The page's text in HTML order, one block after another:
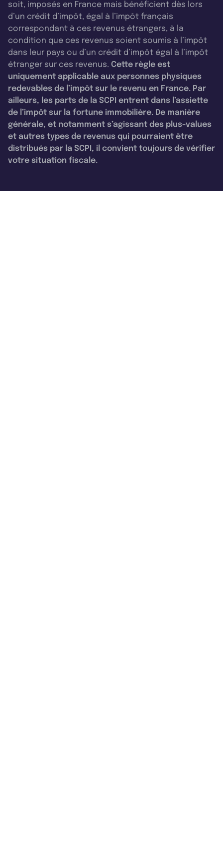
soit, imposés en France mais bénéficient dès lors
d’un crédit d’impôt, égal à l’impôt français
correspondant à ces revenus étrangers, à la
condition que ces revenus soient soumis à l’impôt
dans leur pays ou d’un crédit d’impôt égal à l’impôt
étranger sur ces revenus. Cette règle est
uniquement applicable aux personnes physiques
redevables de l’impôt sur le revenu en France. Par
ailleurs, les parts de la SCPI entrent dans l’assiette
de l’impôt sur la fortune immobilière. De manière
générale, et notamment s’agissant des plus-values
et autres types de revenus qui pourraient être
distribués par la SCPI, il convient toujours de vérifier
votre situation fiscale.